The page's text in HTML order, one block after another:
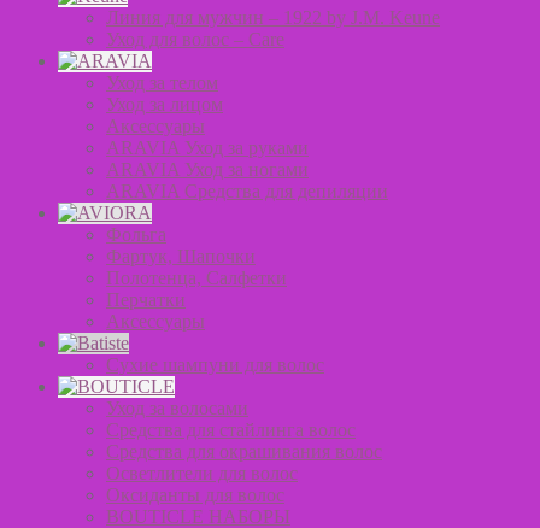
Линия для мужчин – 1922 by J.M. Keune
Уход для волос – Сare
Уход за телом
Уход за лицом
Аксессуары
ARAVIA Уход за руками
ARAVIA Уход за ногами
ARAVIA Средства для депиляции
Фольга
Фартук, Шапочки
Полотенца, Салфетки
Перчатки
Аксессуары
Сухие шампуни для волос
Уход за волосами
Средства для стайлинга волос
Средства для окрашивания волос
Осветлители для волос
Оксиданты для волос
BOUTICLE НАБОРЫ